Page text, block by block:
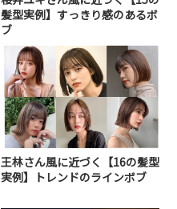
髪型実例】すっきり感のあるボ
ブ
王林さん風に近づく【16の髪型
実例】トレンドのラインボブ